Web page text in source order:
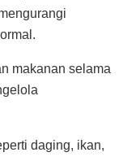
makanan selama
daging, ikan,